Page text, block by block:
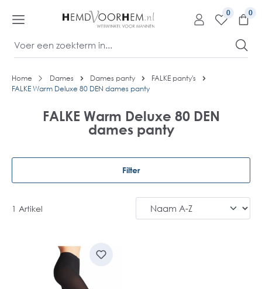
0
Home Dames Dames panty
FALKE panty's
FALKE Warm Deluxe 80 DEN dames panty
FALKE Warm Deluxe 80 DEN
dames panty
Filter
1 Artikel